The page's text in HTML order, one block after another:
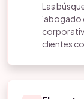
Las
'abogado
clientes